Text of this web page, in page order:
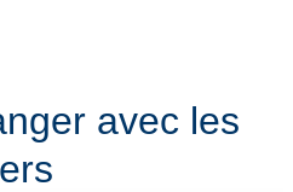
avec les